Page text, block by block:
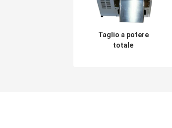
Taglio a potere
totale